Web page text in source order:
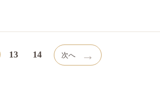
13 14 次へ →